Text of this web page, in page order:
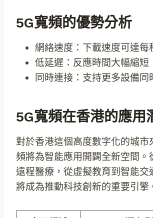
5G寬頻的優勢分析
網絡速度：下載速度可達每
低延遲：反應時間大幅縮短
同時連接：支持更多設備同
5G寬頻在香港的應用
對於香港這個高度數字化的城市
頻將為智能應用開闢全新空間。
遠程醫療，從虛擬教育到智能交
將成為推動科技創新的重要引擎